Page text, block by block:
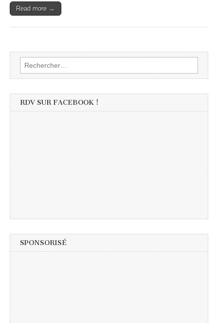
Read more →
Rechercher :
RDV SUR FACEBOOK !
SPONSORISÉ